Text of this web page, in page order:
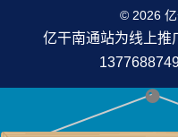
© 2026
亿干南通站为线上推